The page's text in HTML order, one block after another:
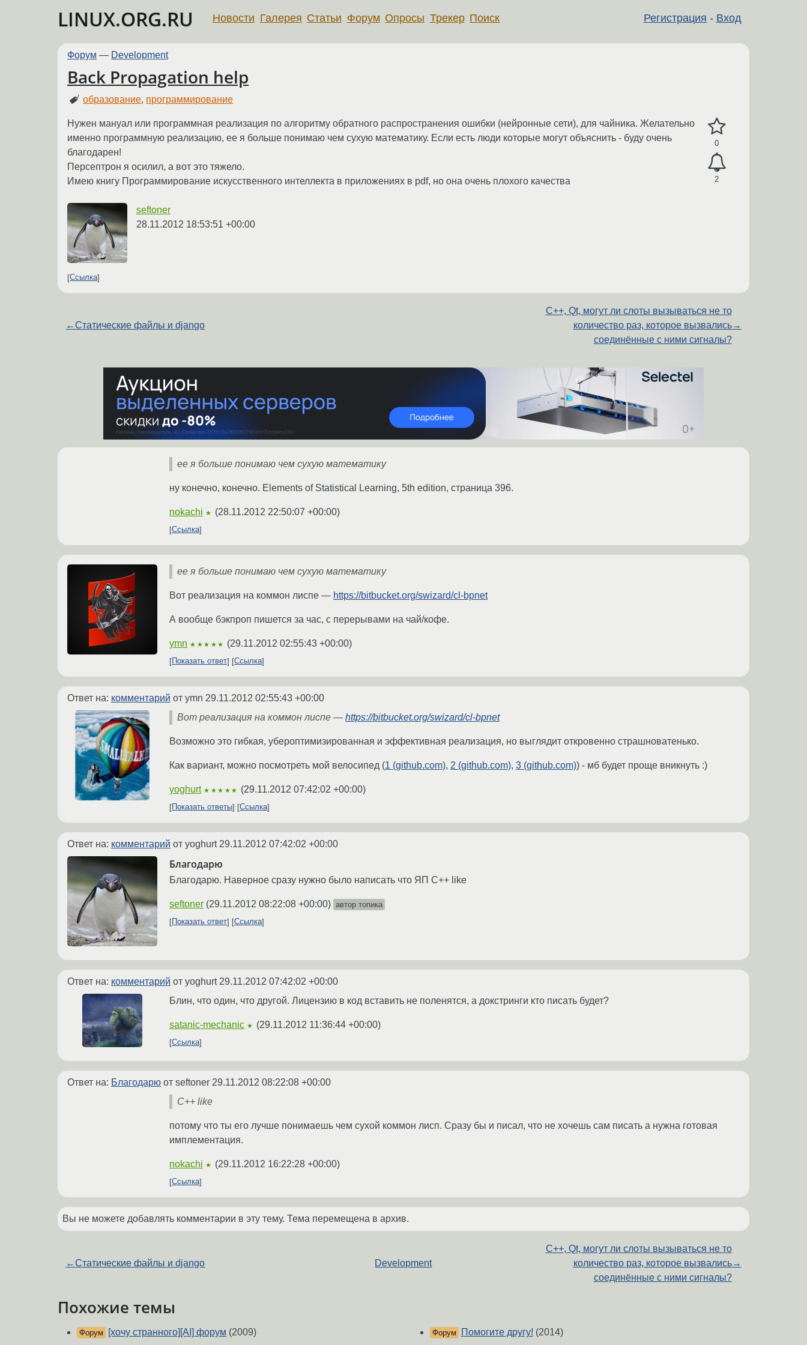
LINUX.ORG.RU Регистрация - Вход
Новости Галерея Статьи Форум Опросы Трекер Поиск
Форум — Development
Back Propagation help
образование, программирование
0
2
Нужен мануал или программная реализация по алгоритму обратного распространения ошибки (нейронные сети), для чайника. Желательно
именно программную реализацию, ее я больше понимаю чем сухую математику. Если есть люди которые могут объяснить - буду очень
благодарен!
Персептрон я осилил, а вот это тяжело.
Имею книгу Программирование искусственного интеллекта в приложениях в pdf, но она очень плохого качества
seftoner
28.11.2012 18:53:51 +00:00
Ссылка
←Статические файлы и django
C++, Qt, могут ли слоты вызываться не то
количество раз, которое вызвались
соединённые с ними сигналы?
→
ее я больше понимаю чем сухую математику
ну конечно, конечно. Elements of Statistical Learning, 5th edition, страница 396.
nokachi ★ (28.11.2012 22:50:07 +00:00)
Ссылка
ее я больше понимаю чем сухую математику
Вот реализация на коммон лиспе — https://bitbucket.org/swizard/cl-bpnet
А вообще бэкпроп пишется за час, с перерывами на чай/кофе.
ymn ★★★★★ (29.11.2012 02:55:43 +00:00)
Показать ответ Ссылка
Ответ на: комментарий от ymn 29.11.2012 02:55:43 +00:00
Вот реализация на коммон лиспе — https://bitbucket.org/swizard/cl-bpnet
Возможно это гибкая, убероптимизированная и эффективная реализация, но выглядит откровенно страшноватенько.
Как вариант, можно посмотреть мой велосипед (1 (github.com), 2 (github.com), 3 (github.com)) - мб будет проще вникнуть :)
yoghurt ★★★★★ (29.11.2012 07:42:02 +00:00)
Показать ответы Ссылка
Ответ на: комментарий от yoghurt 29.11.2012 07:42:02 +00:00
Благодарю
Благодарю. Наверное сразу нужно было написать что ЯП C++ like
seftoner (29.11.2012 08:22:08 +00:00) автор топика
Показать ответ
Ссылка
Ответ на: комментарий от yoghurt 29.11.2012 07:42:02 +00:00
Блин, что один, что другой. Лицензию в код вставить не поленятся, а докстринги кто писать будет?
satanic-mechanic ★ (29.11.2012 11:36:44 +00:00)
Ссылка
Ответ на: Благодарю от seftoner 29.11.2012 08:22:08 +00:00
C++ like
потому что ты его лучше понимаешь чем сухой коммон лисп. Сразу бы и писал, что не хочешь сам писать а нужна готовая
имплементация.
nokachi ★ (29.11.2012 16:22:28 +00:00)
Ссылка
Вы не можете добавлять комментарии в эту тему. Тема перемещена в архив.
←Статические файлы и django Development
C++, Qt, могут ли слоты вызываться не то
количество раз, которое вызвались
соединённые с ними сигналы?
→
Похожие темы
Форум [хочу странного][AI] форум (2009) Форум Помогите другу! (2014)